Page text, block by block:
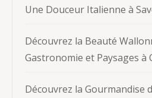
Une Douceur Italienne à
Découvrez la Beauté
Gastronomie et Paysages à
Découvrez la Gourmandise